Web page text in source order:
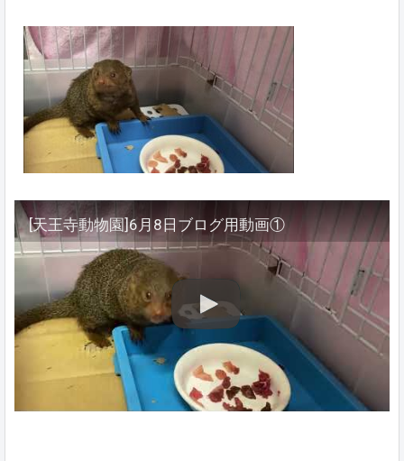
[天王寺動物園]6月8日ブログ用動画①